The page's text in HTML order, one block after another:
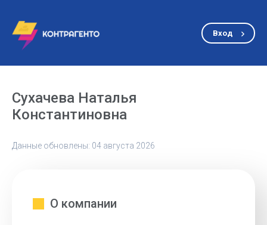
Вход
Сухачева Наталья
Константиновна
Данные обновлены: 04 августа 2026
О компании